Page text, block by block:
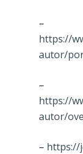
–
https://
autor/
–
https://
autor/
– https://